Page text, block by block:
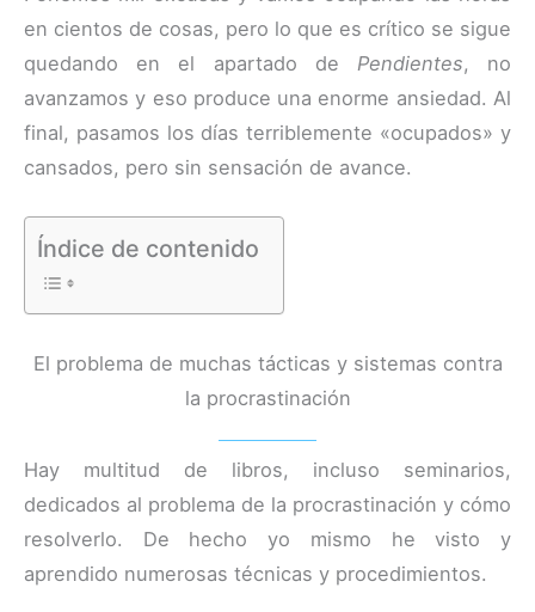
en cientos de cosas, pero lo que es crítico se sigue
quedando en el apartado de Pendientes, no
avanzamos y eso produce una enorme ansiedad. Al
final, pasamos los días terriblemente «ocupados» y
cansados, pero sin sensación de avance.
Índice de contenido
El problema de muchas tácticas y sistemas contra
la procrastinación
Hay multitud de libros, incluso seminarios,
dedicados al problema de la procrastinación y cómo
resolverlo. De hecho yo mismo he visto y
aprendido numerosas técnicas y procedimientos.